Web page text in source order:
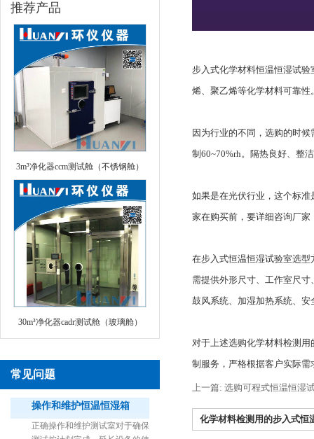
推荐产品
3m³净化器ccm测试舱（不锈钢舱）
30m³净化器cadr测试舱（玻璃舱）
常见问题
操作和维护恒温恒湿箱
正确操作和维护测试室对于确保
步入式化学材料恒温恒湿试
烯、聚乙烯等化学材料可靠性
因为行业的不同，选购的时
制60~70%rh。隔热良好、整
如果是在光伏行业，这个标
家在购买前，要详细咨询厂
在步入式恒温恒湿试验室选
需提供外形尺寸、工作室尺
鼓风系统、加湿加热系统、
对于上述选购化学材料检测
制服务，严格根据客户实际
上一篇: 选购可程式恒温恒湿
化学材料检测用的步入式恒